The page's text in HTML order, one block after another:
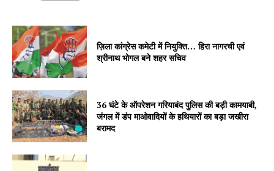
ज़िला कांग्रेस कमेटी में नियुक्ति… हिरा नागरची एवं
श्रीनाथ भोगल बने शहर सचिव
36 घंटे के ऑपरेशन गरियाबंद पुलिस की बड़ी कामयाबी,
जंगल में डंप माओवादियों के हथियारों का बड़ा जखीरा
बरामद